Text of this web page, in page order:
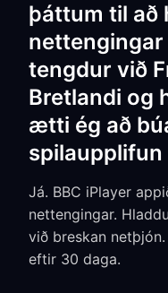
þáttum til að
nettengingar
tengdur við
Bretlandi og
ætti ég að
spilaupplifun
Já. BBC iPlayer
nettengingar.
við breskan
eftir 30 daga.